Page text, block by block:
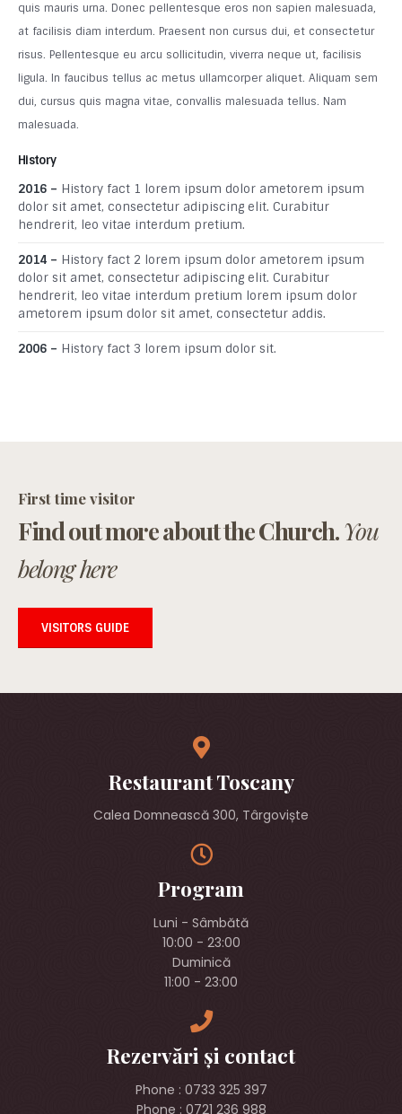
quis mauris urna. Donec pellentesque eros non sapien malesuada,
at facilisis diam interdum. Praesent non cursus dui, et consectetur
risus. Pellentesque eu arcu sollicitudin, viverra neque ut, facilisis
ligula. In faucibus tellus ac metus ullamcorper aliquet. Aliquam sem
dui, cursus quis magna vitae, convallis malesuada tellus. Nam
malesuada.
History
2016 – History fact 1 lorem ipsum dolor ametorem ipsum
dolor sit amet, consectetur adipiscing elit. Curabitur
hendrerit, leo vitae interdum pretium.
2014 – History fact 2 lorem ipsum dolor ametorem ipsum
dolor sit amet, consectetur adipiscing elit. Curabitur
hendrerit, leo vitae interdum pretium lorem ipsum dolor
ametorem ipsum dolor sit amet, consectetur addis.
2006 – History fact 3 lorem ipsum dolor sit.
First time visitor
Find out more about the Church.You
belong here
VISITORS GUIDE
Restaurant Toscany
Calea Domnească 300, Târgoviște
Program
Luni - Sâmbătă
10:00 - 23:00
Duminică
11:00 - 23:00
Rezervări și contact
Phone : 0733 325 397
Phone : 0721 236 988